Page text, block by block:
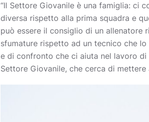
“Il Settore Giovanile è una famiglia: ci
diversa rispetto alla prima squadra e
può essere il consiglio di un allenatore
sfumature rispetto ad un tecnico che
e di confronto che ci aiuta nel lavoro
Settore Giovanile, che cerca di